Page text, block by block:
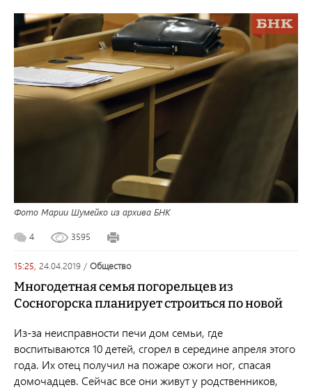
Фото Марии Шумейко из архива БНК
4 3595
15:25, 24.04.2019 / общество
Многодетная семья погорельцев из
Сосногорска планирует строиться по новой
Из-за неисправности печи дом семьи, где
воспитываются 10 детей, сгорел в середине апреля этого
года. Их отец получил на пожаре ожоги ног, спасая
домочадцев. Сейчас все они живут у родственников,